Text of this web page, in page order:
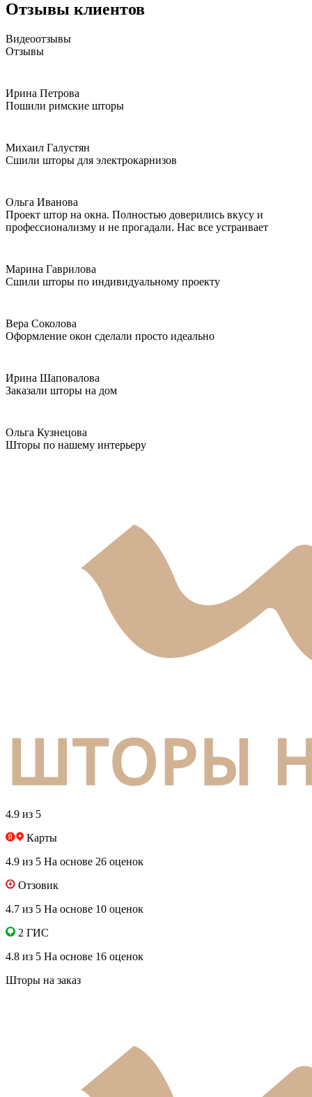
Отзывы клиентов
Видеоотзывы
Отзывы
Ирина Петрова
Пошили римские шторы
Михаил Галустян
Сшили шторы для электрокарнизов
Ольга Иванова
Проект штор на окна. Полностью доверились вкусу и
профессионализму и не прогадали. Нас все устраивает
Марина Гаврилова
Сшили шторы по индивидуальному проекту
Вера Соколова
Оформление окон сделали просто идеально
Ирина Шаповалова
Заказали шторы на дом
Ольга Кузнецова
Шторы по нашему интерьеру
4.9 из 5
Карты
4.9 из 5 На основе 26 оценок
Отзовик
4.7 из 5 На основе 10 оценок
2 ГИС
4.8 из 5 На основе 16 оценок
Шторы на заказ